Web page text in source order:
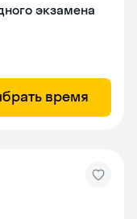
экзамена
время